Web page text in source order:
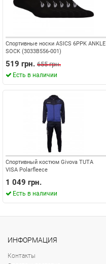
Спортивные носки ASICS 6PPK ANKLE
SOCK (3033B556-001)
519 грн. 655 грн.
Есть в наличии
Спортивный костюм Givova TUTA
VISA Polarfleece
1 049 грн.
Есть в наличии
ИНФОРМАЦИЯ
Контакты